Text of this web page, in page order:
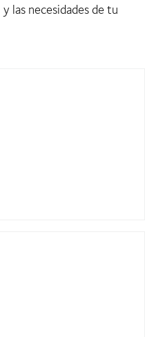
las necesidades de tu